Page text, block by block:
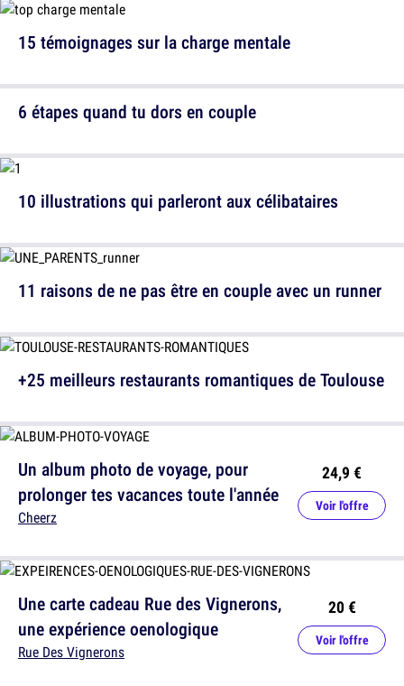
6 étapes quand tu dors en couple
11 raisons de ne pas être en couple avec un runner
Un album photo de voyage, pour
prolonger tes vacances toute l'année
Cheerz
24,9 €
Voir l'offre
15 témoignages sur la charge mentale
10 illustrations qui parleront aux célibataires
+25 meilleurs restaurants romantiques de Toulouse
Une carte cadeau Rue des Vignerons,
une expérience oenologique
Rue Des Vignerons
20 €
Voir l'offre